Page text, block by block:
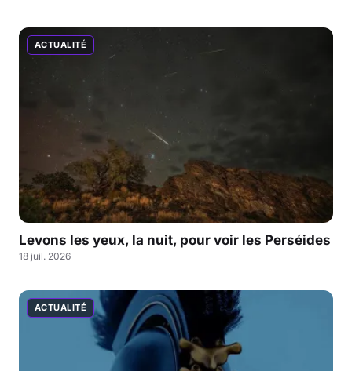
ACTUALITÉ
Levons les yeux, la nuit, pour voir les Perséides
18 juil. 2026
ACTUALITÉ